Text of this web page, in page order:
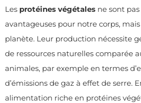
Les protéines végétales ne sont
avantageuses pour notre corps,
planète. Leur production nécessite
de ressources naturelles comparée
animales, par exemple en termes
d’émissions de gaz à effet de serre.
alimentation riche en protéines